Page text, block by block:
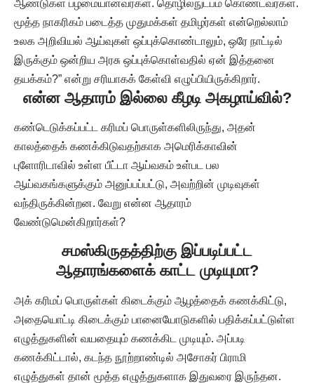
ஆண்டுகள் பழமையானவர்கள். தொழில்நுட்பம் கொண்டவர்கள்.
மூத்த நாகரிகம் படைத்த முதுமக்கள் தமிழர்கள் என்றெல்லாம்
உலக அறிவியல் ஆய்வுகள் ஒப்புக்கொண்டாலும், ஒரே நாட்டில்
இருக்கும் ஒன்றிய அரசு ஒப்புக்கொள்வதில் ஏன் இத்தனை
தயக்கம்?” என்று சரியாகக் கேள்வி எழுப்பியிருக்கிறார்.
என்ன ஆதாரம் இல்லை கீழடி அகழாய்வில்?
கண்டெடுக்கப்பட்ட கரிமப் பொருள்களிலிருந்து, அதன்
காலத்தைக் கணக்கிடுவதற்காக அமெரிக்காவின்
புளோரிடாவில் உள்ள பீட்டா ஆய்வகம் உள்பட பல
ஆய்வகங்களுக்கும் அனுப்பப்பட்டு, அவற்றின் முடிவுகள்
வந்திருக்கின்றன. வேறு என்ன ஆதாரம்
வேண்டுமென்கிறார்கள்?
சமஸ்கிருதத்திற்கு இப்படிப்பட்ட
ஆதாரங்களைக் காட்ட முடியுமா?
அக் கரிமப் பொருள்கள் கிடைக்கும் ஆழத்தைக் கணக்கிட்டு,
அதையொட்டி கிடைக்கும் பானையோடுகளில் பதிக்கப்பட்டுள்ள
எழுத்துகளின் வயதையும் கணக்கிட முடியும். அப்படி
கணக்கிட்டால், கடந்த நூற்றாண்டில் அசோகர் பிராமி
எழுத்துகள் தான் மூத்த எழுத்துகளாக இதுவரை இருந்தன.